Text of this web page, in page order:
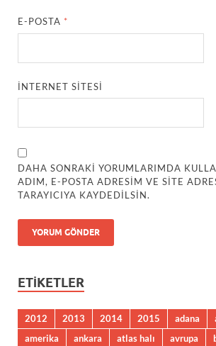
E-POSTA *
İNTERNET SITESI
DAHA SONRAKI YORUMLARIMDA
ADIM, E-POSTA ADRESIM VE SITE
TARAYICIYA KAYDEDILSIN.
ETIKETLER
2012 2013 2014 2015 adana
amerika
ankara atlas halı avrupa